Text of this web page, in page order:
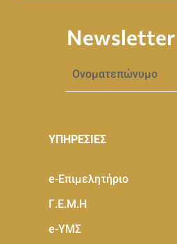
Newsletter
ΥΠΗΡΕΣΙΕΣ
e-Eπιμελητήριο
Γ.Ε.Μ.Η
e-ΥΜΣ